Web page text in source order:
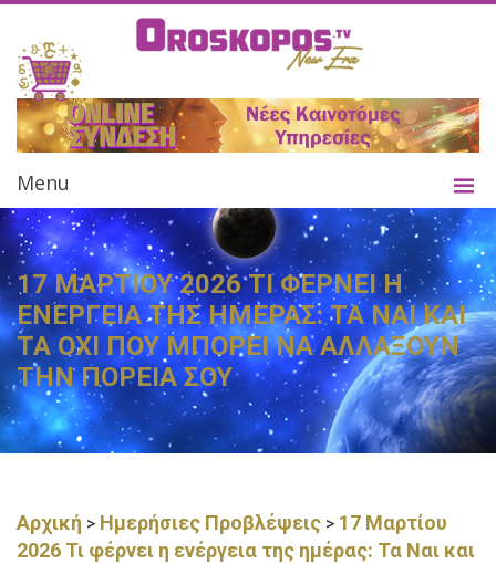
Menu
17 ΜΑΡΤΙΟΥ 2026 ΤΙ ΦΕΡΝΕΙ Η
ΕΝΕΡΓΕΙΑ ΤΗΣ ΗΜΕΡΑΣ: ΤΑ ΝΑΙ ΚΑΙ
ΤΑ ΟΧΙ ΠΟΥ ΜΠΟΡΕΙ ΝΑ ΑΛΛΑΞΟΥΝ
ΤΗΝ ΠΟΡΕΙΑ ΣΟΥ
Αρχική > Ημερήσιες Προβλέψεις > 17 Μαρτίου
2026 Τι φέρνει η ενέργεια της ημέρας: Τα Ναι και